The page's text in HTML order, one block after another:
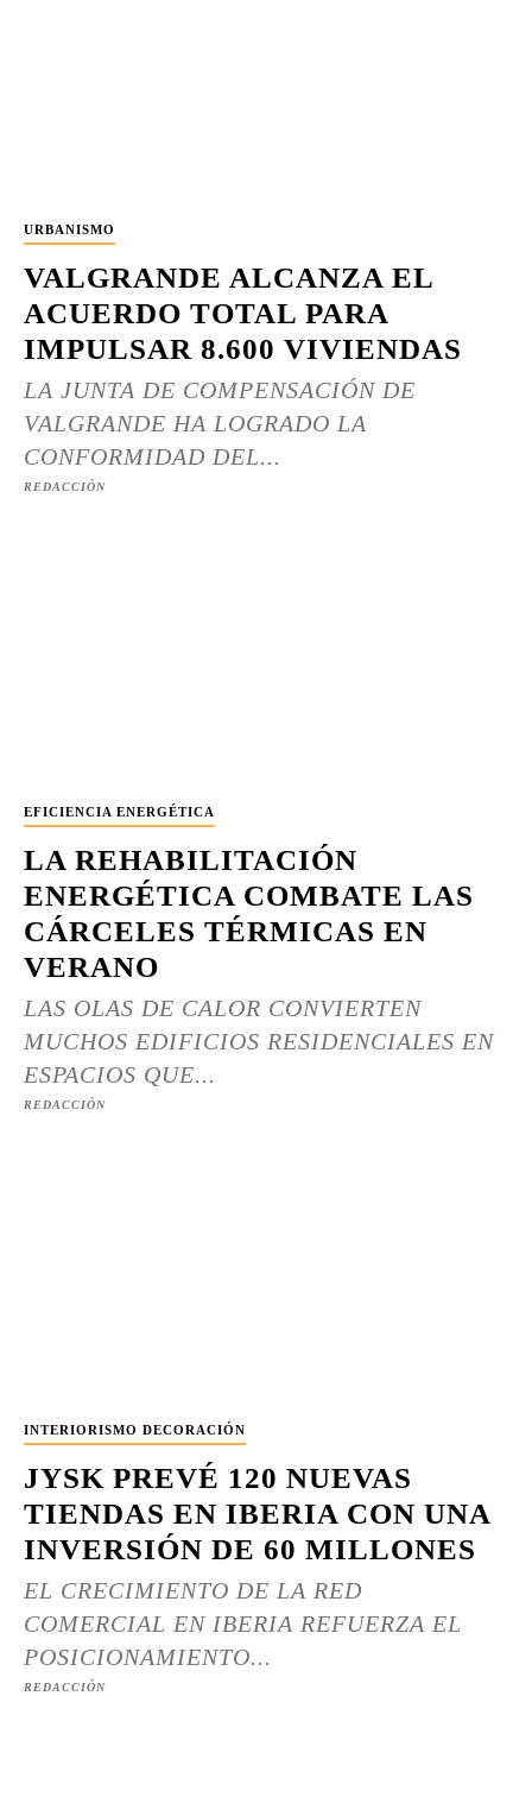
URBANISMO
VALGRANDE ALCANZA EL
ACUERDO TOTAL PARA
IMPULSAR 8.600 VIVIENDAS
LA JUNTA DE COMPENSACIÓN DE
VALGRANDE HA LOGRADO LA
CONFORMIDAD DEL...
REDACCIÓN
EFICIENCIA ENERGÉTICA
LA REHABILITACIÓN
ENERGÉTICA COMBATE LAS
CÁRCELES TÉRMICAS EN
VERANO
LAS OLAS DE CALOR CONVIERTEN
MUCHOS EDIFICIOS RESIDENCIALES EN
ESPACIOS QUE...
REDACCIÓN
INTERIORISMO DECORACIÓN
JYSK PREVÉ 120 NUEVAS
TIENDAS EN IBERIA CON UNA
INVERSIÓN DE 60 MILLONES
EL CRECIMIENTO DE LA RED
COMERCIAL EN IBERIA REFUERZA EL
POSICIONAMIENTO...
REDACCIÓN